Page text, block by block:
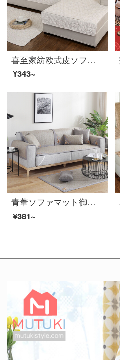
喜至家紡欧式皮ソファカバーカバー背もたれカバー全カバー付き木滑り止めカバー窓手すりカバー夏凉しい席芝华仕新中国式赤い木オーダーメイド貴妃四季通用クッション幸運星米白70*70 cm（単条装）
¥343~
青葦ソファマット御藤席アイスソファカバー夏エアコンシートソファクッション70*70 1枚刺繍入りベージュ
¥381~